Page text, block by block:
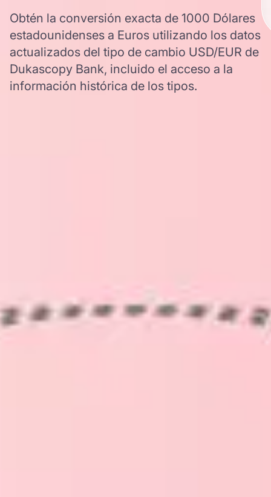
Obtén la conversión exacta de 1000 Dólares
estadounidenses a Euros utilizando los datos
actualizados del tipo de cambio USD/EUR de
Dukascopy Bank, incluido el acceso a la
información histórica de los tipos.